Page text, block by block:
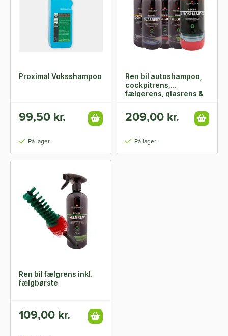
Proximal Voksshampoo
99,50 kr.
På lager
Ren bil autoshampoo,
cockpitrens,
fælgerens, glasrens &
209,00 kr.
På lager
Ren bil fælgrens inkl.
fælgbørste
109,00 kr.